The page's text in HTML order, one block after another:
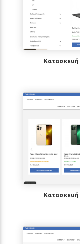
Κατασκευή
Κατασκευή